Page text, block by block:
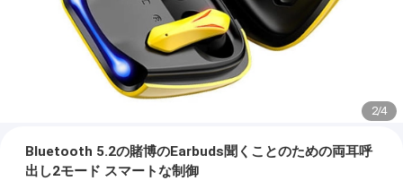
2/4
Bluetooth 5.2の賭博のEarbuds聞くことのための両耳呼
出し2モード スマートな制御